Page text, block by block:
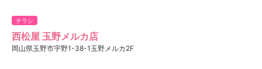
チラシ
西松屋 玉野メルカ店
岡山県玉野市宇野1-38-1玉野メルカ2F